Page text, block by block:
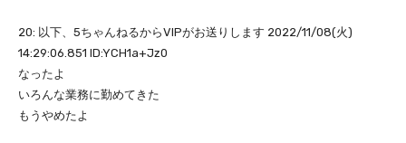
20: 以下、5ちゃんねるからVIPがお送りします 2022/11/08(火)
14:29:06.851 ID:YCH1a+Jz0
なったよ
いろんな業務に勤めてきた
もうやめたよ